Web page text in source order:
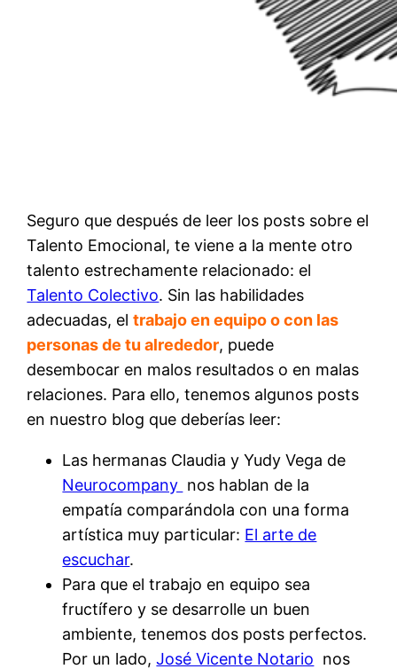
Seguro que después de leer los posts sobre el
Talento Emocional, te viene a la mente otro
talento estrechamente relacionado: el
Talento Colectivo. Sin las habilidades
adecuadas, eltrabajo en equipo o con las
personas de tu alrededor, puede
desembocar en malos resultados o en malas
relaciones. Para ello, tenemos algunos posts
en nuestro blog que deberías leer:
Las hermanas Claudia y Yudy Vega de
Neurocompany nos hablan de la
empatía comparándola con una forma
artística muy particular: El arte de
escuchar.
Para que el trabajo en equipo sea
fructífero y se desarrolle un buen
ambiente, tenemos dos posts perfectos.
Por un lado,José Vicente Notario nos